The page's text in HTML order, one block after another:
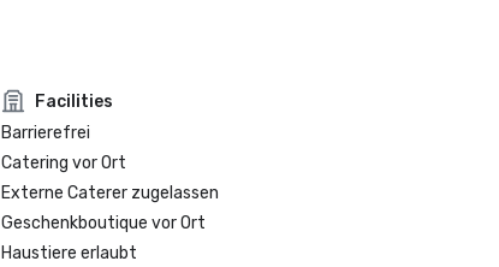
Facilities
Barrierefrei
Catering vor Ort
Externe Caterer zugelassen
Geschenkboutique vor Ort
Haustiere erlaubt